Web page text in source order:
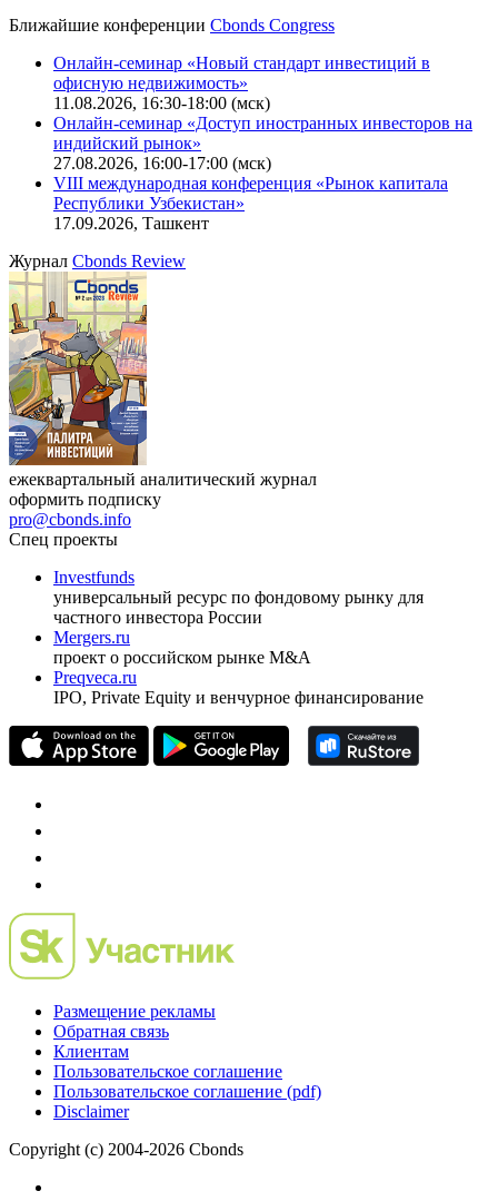
Поиск котировок облигаций
Ближайшие конференцииCbonds Congress
Онлайн-семинар «Новый стандарт инвестиций в
офисную недвижимость»
11.08.2026, 16:30-18:00 (мск)
Онлайн-семинар «Доступ иностранных инвесторов на
индийский рынок»
VIII международная конференция «Рынок капитала
Республики Узбекистан»
17.09.2026, Ташкент
ЖурналCbonds Review
ежеквартальный аналитический журнал
оформить подписку
pro@cbonds.info
Спец проекты
Investfunds
универсальный ресурс по фондовому рынку для
частного инвестора России
проект о российском рынке M&A
Preqveca.ru
Размещение рекламы
Обратная связь
Пользовательское соглашение